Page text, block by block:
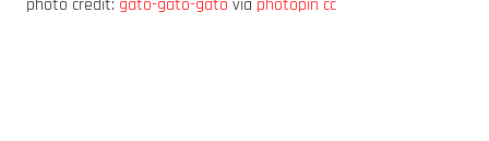
photo credit: gato-gato-gato via photopin cc